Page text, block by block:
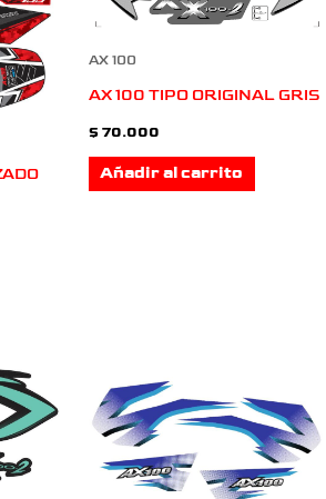
AX 100
AX 100 TIPO ORIGINAL GRIS
$ 70.000
Añadir al carrito